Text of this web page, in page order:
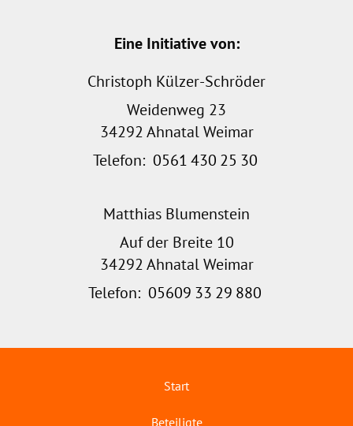
Eine Initiative von:
Christoph Külzer-Schröder
Weidenweg 23
34292 Ahnatal Weimar
Telefon: 0561430 25 30
Matthias Blumenstein
Auf der Breite 10
34292 Ahnatal Weimar
Telefon: 05609 33 29 880
Start
Beteiligte